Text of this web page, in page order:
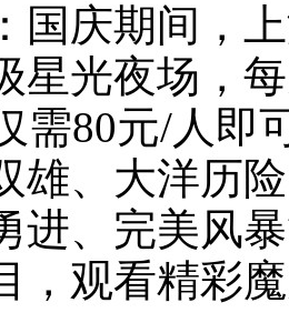
庆期间，上
星光夜场，
需80元/人即
雄、大洋历
进、完美风
，观看精彩